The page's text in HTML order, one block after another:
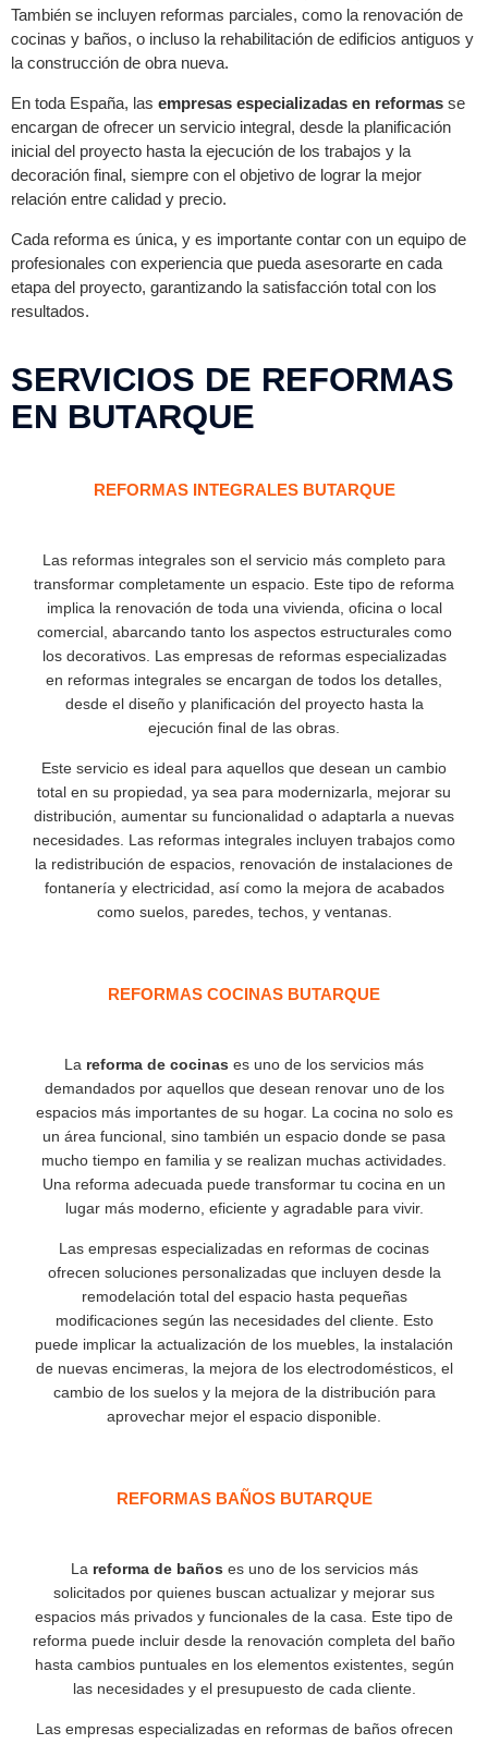
También se incluyen reformas parciales, como la renovación de
cocinas y baños, o incluso la rehabilitación de edificios antiguos y
la construcción de obra nueva.
En toda España, las empresas especializadas en reformas se
encargan de ofrecer un servicio integral, desde la planificación
inicial del proyecto hasta la ejecución de los trabajos y la
decoración final, siempre con el objetivo de lograr la mejor
relación entre calidad y precio.
Cada reforma es única, y es importante contar con un equipo de
profesionales con experiencia que pueda asesorarte en cada
etapa del proyecto, garantizando la satisfacción total con los
resultados.
SERVICIOS DE REFORMAS
EN BUTARQUE
REFORMAS INTEGRALES BUTARQUE
Las reformas integrales son el servicio más completo para
transformar completamente un espacio. Este tipo de reforma
implica la renovación de toda una vivienda, oficina o local
comercial, abarcando tanto los aspectos estructurales como
los decorativos. Las empresas de reformas especializadas
en reformas integrales se encargan de todos los detalles,
desde el diseño y planificación del proyecto hasta la
ejecución final de las obras.
Este servicio es ideal para aquellos que desean un cambio
total en su propiedad, ya sea para modernizarla, mejorar su
distribución, aumentar su funcionalidad o adaptarla a nuevas
necesidades. Las reformas integrales incluyen trabajos como
la redistribución de espacios, renovación de instalaciones de
fontanería y electricidad, así como la mejora de acabados
como suelos, paredes, techos, y ventanas.
REFORMAS COCINAS BUTARQUE
La reforma de cocinas es uno de los servicios más
demandados por aquellos que desean renovar uno de los
espacios más importantes de su hogar. La cocina no solo es
un área funcional, sino también un espacio donde se pasa
mucho tiempo en familia y se realizan muchas actividades.
Una reforma adecuada puede transformar tu cocina en un
lugar más moderno, eficiente y agradable para vivir.
Las empresas especializadas en reformas de cocinas
ofrecen soluciones personalizadas que incluyen desde la
remodelación total del espacio hasta pequeñas
modificaciones según las necesidades del cliente. Esto
puede implicar la actualización de los muebles, la instalación
de nuevas encimeras, la mejora de los electrodomésticos, el
cambio de los suelos y la mejora de la distribución para
aprovechar mejor el espacio disponible.
REFORMAS BAÑOS BUTARQUE
La reforma de baños es uno de los servicios más
solicitados por quienes buscan actualizar y mejorar sus
espacios más privados y funcionales de la casa. Este tipo de
reforma puede incluir desde la renovación completa del baño
hasta cambios puntuales en los elementos existentes, según
las necesidades y el presupuesto de cada cliente.
Las empresas especializadas en reformas de baños ofrecen